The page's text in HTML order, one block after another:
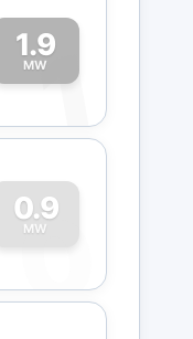
1.9
MW
1
0.9
MW
0